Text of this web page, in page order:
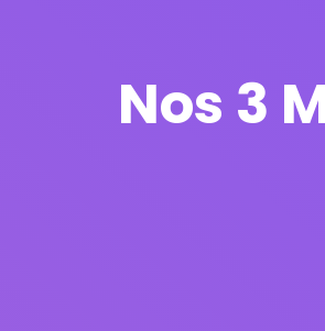
Nos 3